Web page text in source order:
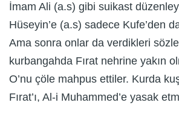
İmam Ali (a.s) gibi suikast
Hüseyin’e (a.s) sadece Kufe’den
Ama sonra onlar da verdikleri
kurbangahda Fırat nehrine yakın
O’nu çöle mahpus ettiler. Kurda
Fırat’ı, Al-i Muhammed’e yasak